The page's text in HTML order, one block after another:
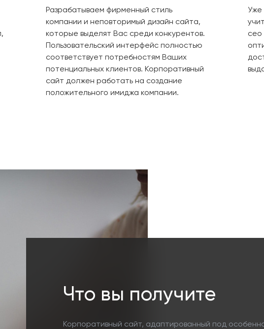
Разрабатываем фирменный стиль
компании и неповторимый дизайн сайта,
которые выделят Вас среди конкурентов.
Пользовательский интерфейс полностью
соответствует потребностям Ваших
потенциальных клиентов. Корпоративный
сайт должен работать на создание
положительного имиджа компании.
Уже
сео
Что вы получите
Корпоративный сайт, адаптированный под